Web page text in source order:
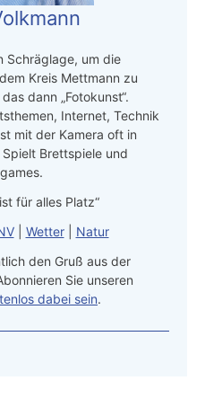
Schräglage, um die
Kreis Mettmann zu
dann „Fotokunst“.
Internet, Technik
mit der Kamera oft in
Brettspiele und
für alles Platz“
| Wetter| Natur
den Gruß aus der
Sie unseren
dabei sein.